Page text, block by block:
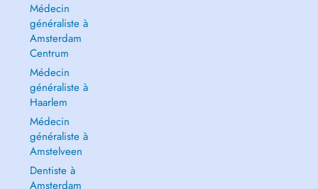
Médecin
généraliste à
Amsterdam
Centrum
Médecin
généraliste à
Haarlem
Médecin
généraliste à
Amstelveen
Dentiste à
Amsterdam